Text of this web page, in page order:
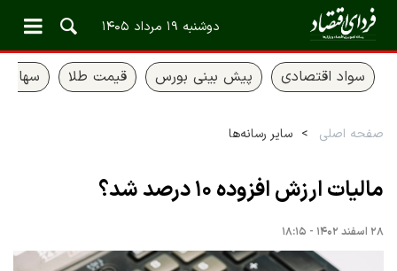
دوشنبه ۱۹ مرداد ۱۴۰۵
سواد اقتصادی پیش بینی بورس قیمت طلا سهام
صفحه اصلی سایر رسانه‌ها
مالیات ارزش افزوده ۱۰ درصد شد؟
۲۸ اسفند ۱۴۰۲ - ۱۸:۱۵